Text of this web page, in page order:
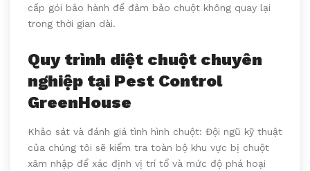
cấp gói bảo hành để đảm bảo chuột không quay lại
trong thời gian dài.
Quy trình diệt chuột chuyên
nghiệp tại Pest Control
GreenHouse
Khảo sát và đánh giá tình hình chuột: Đội ngũ kỹ thuật
của chúng tôi sẽ kiểm tra toàn bộ khu vực bị chuột
xâm nhập để xác định vị trí tổ và mức độ phá hoại